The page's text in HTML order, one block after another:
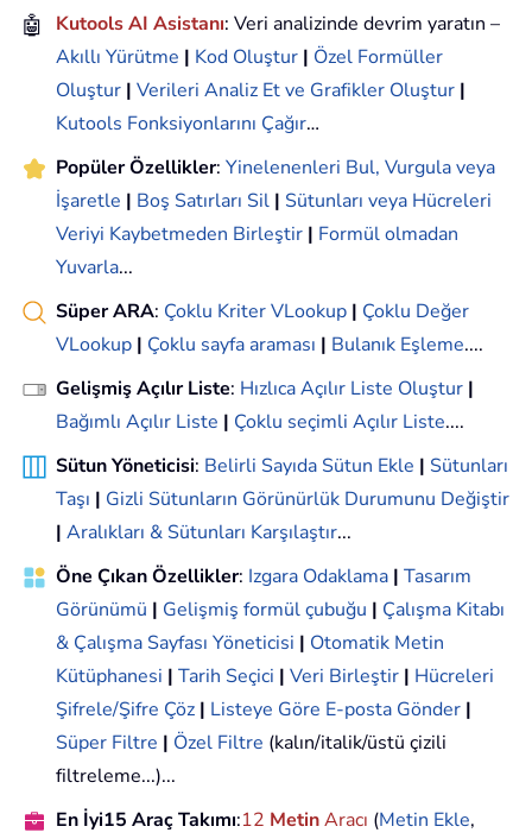
🤖 Kutools AI Asistanı: Veri analizinde devrim yaratın –
Akıllı Yürütme | Kod Oluştur | Özel Formüller
Oluştur | Verileri Analiz Et ve Grafikler Oluştur |
Kutools Fonksiyonlarını Çağır…
Popüler Özellikler: Yinelenenleri Bul, Vurgula veya
İşaretle | Boş Satırları Sil | Sütunları veya Hücreleri
Veriyi Kaybetmeden Birleştir | Formül olmadan
Yuvarla...
Süper ARA: Çoklu Kriter VLookup | Çoklu Değer
VLookup | Çoklu sayfa araması | Bulanık Eşleme....
Gelişmiş Açılır Liste: Hızlıca Açılır Liste Oluştur |
Bağımlı Açılır Liste | Çoklu seçimli Açılır Liste....
Sütun Yöneticisi: Belirli Sayıda Sütun Ekle | Sütunları
Taşı | Gizli Sütunların Görünürlük Durumunu Değiştir
| Aralıkları & Sütunları Karşılaştır...
Öne Çıkan Özellikler: Izgara Odaklama | Tasarım
Görünümü | Gelişmiş formül çubuğu | Çalışma Kitabı
& Çalışma Sayfası Yöneticisi | Otomatik Metin
Kütüphanesi | Tarih Seçici | Veri Birleştir | Hücreleri
Şifrele/Şifre Çöz | Listeye Göre E-posta Gönder |
Süper Filtre | Özel Filtre (kalın/italik/üstü çizili
filtreleme...)...
En İyi15 Araç Takımı:12 MetinAracı (Metin Ekle,